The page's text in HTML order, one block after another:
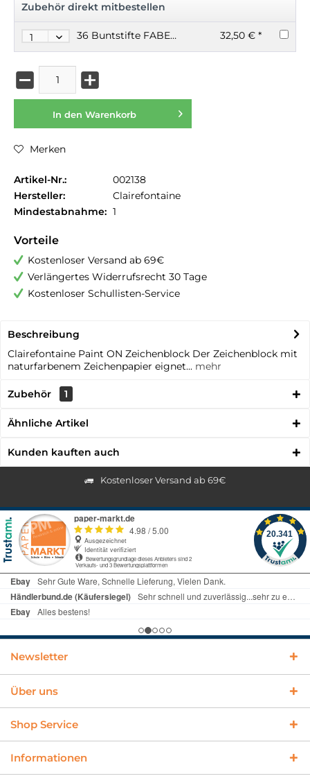
Zubehör direkt mitbestellen
36 Buntstifte FABER CASTELL, Gravur möglich, Metalletui Black personalisierbar 32,50 € *
In den Warenkorb
Merken
Artikel-Nr.:
002138
Hersteller:
Clairefontaine
Mindestabnahme: 1
Vorteile
Kostenloser Versand ab 69€
Verlängertes Widerrufsrecht 30 Tage
Kostenloser Schullisten-Service
Beschreibung
Clairefontaine Paint ON Zeichenblock Der Zeichenblock mit
naturfarbenem Zeichenpapier eignet... mehr
Zubehör 1
Ähnliche Artikel
Kunden kauften auch
Kostenloser Versand ab 69€
Newsletter
Über uns
Shop Service
Informationen